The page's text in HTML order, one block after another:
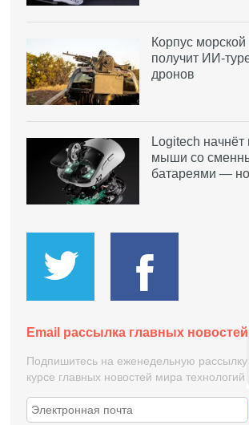
Корпус
получит ИИ-
дронов
Logitech начнёт
мыши со
батареями —
Email рассылка главных новостей
Подпишитесь на еженедельную рассылку
курсе главных новостей мира технологий